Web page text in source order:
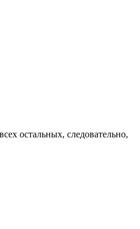
остальных, следовательно,